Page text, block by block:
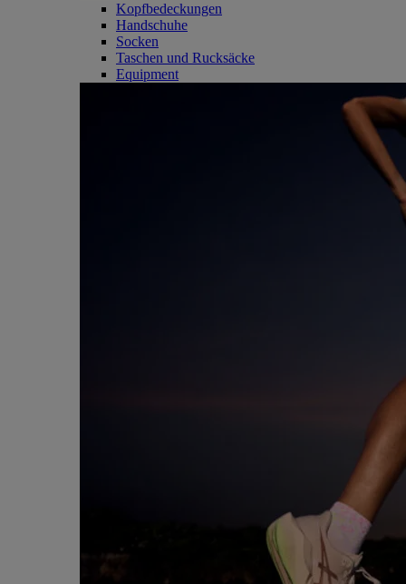
Kopfbedeckungen
Handschuhe
Socken
Taschen und Rucksäcke
Equipment